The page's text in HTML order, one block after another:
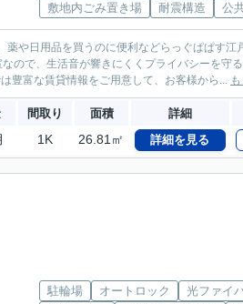
敷地内ごみ置き場
耐震構造 公
や日用品を買うのに便利などらっぐぱぱす江
ので、生活音が響きにくくプライバシーを守
豊富な賃貸情報をご用意して、お客様から...
間取り 面積 詳細
1K 26.81㎡ 詳細を見る
駐輪場 オートロック
光ファイ